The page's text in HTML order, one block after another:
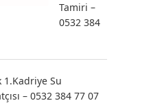
Tamiri –
0532 384
1.Kadriye Su
– 0532 384 77 07